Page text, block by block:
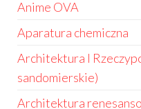
Anime OVA
Aparatura chemiczna
Architektura I
sandomierskie)
Architektura